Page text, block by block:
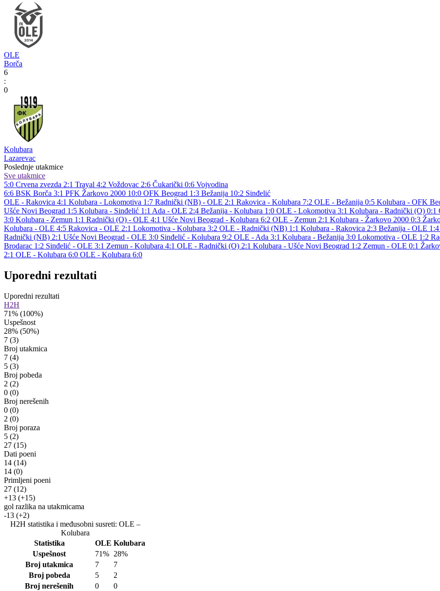
OLE
Borča
6
:
0
Kolubara
Lazarevac
Poslednje utakmice
Sve utakmice
5:0 Crvena zvezda 2:1 Trayal 4:2 Voždovac 2:6 Čukarički 0:6 Vojvodina
6:6 BSK Borča 3:1 PFK Žarkovo 2000 10:0 OFK Beograd 1:3 Bežanija 10:2 Sinđelić
OLE - Rakovica 4:1 Kolubara - Lokomotiva 1:7 Radnički (NB) - OLE 2:1 Rakovica - Kolubara 7:2 OLE - Bežanija 0:5 Kolubara - OFK
Ušće Novi Beograd 1:5 Kolubara - Sinđelić 1:1 Ada - OLE 2:4 Bežanija - Kolubara 1:0 OLE - Lokomotiva 3:1 Kolubara - Radnički (O) 0:1
3:0 Kolubara - Zemun 1:1 Radnički (O) - OLE 4:1 Ušće Novi Beograd - Kolubara 6:2 OLE - Zemun 2:1 Kolubara - Žarkovo 2000 0:3
Kolubara - OLE 4:5 Rakovica - OLE 2:1 Lokomotiva - Kolubara 3:2 OLE - Radnički (NB) 1:1 Kolubara - Rakovica 2:3 Bežanija - OLE 1:4
Radnički (NB) 2:1 Ušće Novi Beograd - OLE 3:0 Sinđelić - Kolubara 9:2 OLE - Ada 3:1 Kolubara - Bežanija 3:0 Lokomotiva - OLE 1:2
Brodarac 1:2 Sinđelić - OLE 3:1 Zemun - Kolubara 4:1 OLE - Radnički (O) 2:1 Kolubara - Ušće Novi Beograd 1:2 Zemun - OLE 0:1
2:1 OLE - Kolubara 6:0 OLE - Kolubara 6:0
Uporedni rezultati
Uporedni rezultati
H2H
71% (100%)
Uspešnost
28% (50%)
7 (3)
Broj utakmica
7 (4)
5 (3)
Broj pobeda
2 (2)
0 (0)
Broj nerešenih
0 (0)
2 (0)
Broj poraza
5 (2)
27 (15)
Dati poeni
14 (14)
14 (0)
Primljeni poeni
27 (12)
+13 (+15)
gol razlika na utakmicama
-13 (+2)
H2H statistika i međusobni susreti: OLE –
Kolubara
Statistika
OLE Kolubara
Uspešnost
71% 28%
Broj utakmica
7
7
Broj pobeda
5
2
Broj nerešenih
0 0